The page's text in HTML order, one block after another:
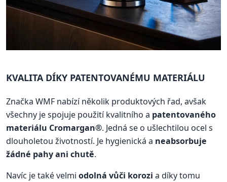
KVALITA DÍKY PATENTOVANÉMU MATERIÁLU
Značka WMF nabízí několik produktových řad, avšak
všechny je spojuje použití kvalitního a patentovaného
materiálu Cromargan®. Jedná se o ušlechtilou ocel s
dlouholetou životností. Je hygienická a neabsorbuje
žádné pahy ani chutě.
Navíc je také velmi odolná vůči korozi a díky tomu